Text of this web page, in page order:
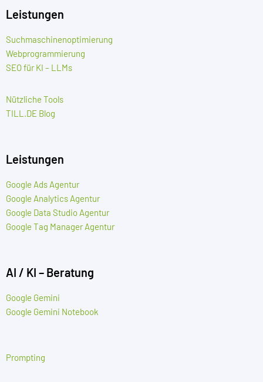
Leistungen
Suchmaschinenoptimierung
Webprogrammierung
SEO für KI – LLMs
Nützliche Tools
TILL.DE Blog
Leistungen
Google Ads Agentur
Google Analytics Agentur
Google Data Studio Agentur
Google Tag Manager Agentur
AI / KI – Beratung
Google Gemini
Google Gemini Notebook
Prompting